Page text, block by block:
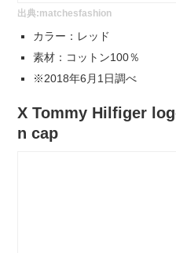
出典:matchesfashion
カラー：レッド
素材：コットン100％
※2018年6月1日調べ
X Tommy Hilfiger
n cap